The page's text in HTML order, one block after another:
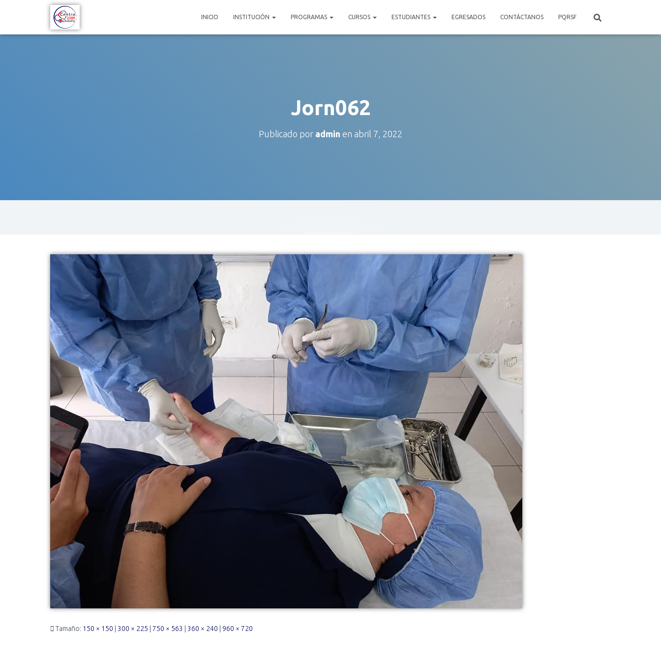
INICIO INSTITUCIÓN PROGRAMAS CURSOS ESTUDIANTES EGRESADOS CONTÁCTANOS PQRSF
Jorn062
Publicado por admin en abril 7, 2022
Tamaño: 150 × 150 300 × 225 750 × 563 360 × 240 960 × 720